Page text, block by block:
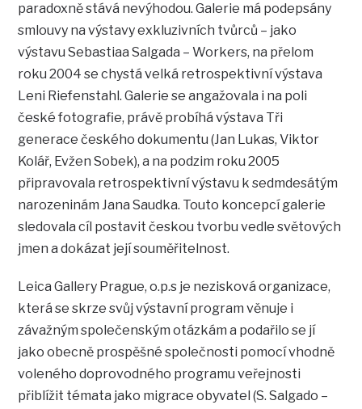
paradoxně stává nevýhodou. Galerie má podepsány
smlouvy na výstavy exkluzivních tvůrců – jako
výstavu Sebastiaa Salgada – Workers, na přelom
roku 2004 se chystá velká retrospektivní výstava
Leni Riefenstahl. Galerie se angažovala i na poli
české fotografie, právě probíhá výstava Tři
generace českého dokumentu (Jan Lukas, Viktor
Kolář, Evžen Sobek), a na podzim roku 2005
připravovala retrospektivní výstavu k sedmdesátým
narozeninám Jana Saudka. Touto koncepcí galerie
sledovala cíl postavit českou tvorbu vedle světových
jmen a dokázat její souměřitelnost.
Leica Gallery Prague, o.p.s je nezisková organizace,
která se skrze svůj výstavní program věnuje i
závažným společenským otázkám a podařilo se jí
jako obecně prospěšné společnosti pomocí vhodně
voleného doprovodného programu veřejnosti
přiblížit témata jako migrace obyvatel (S. Salgado –